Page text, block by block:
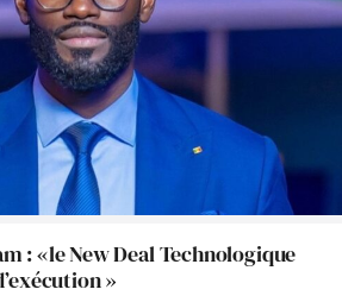
: «le New Deal Technologique
»